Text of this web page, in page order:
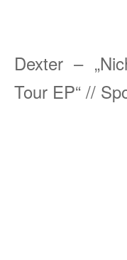
Dexter –
Tour EP“ //